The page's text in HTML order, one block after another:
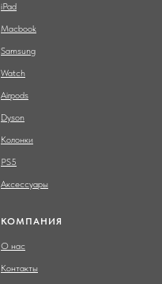
iPad
Macbook
Samsung
Watch
Airpods
Dyson
Колонки
PS5
Аксессуары
КОМПАНИЯ
О нас
Контакты